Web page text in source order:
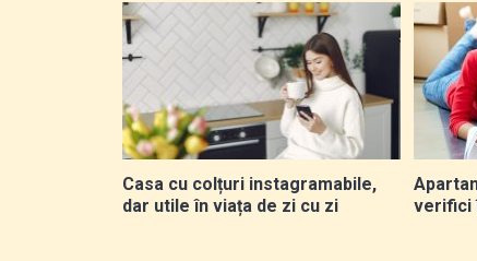
Casa cu colțuri instagramabile,
dar utile în viața de zi cu zi
verifici